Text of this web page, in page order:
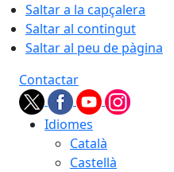
Saltar a la capçalera
Saltar al contingut
Saltar al peu de pàgina
Contactar
Idiomes
Català
Castellà